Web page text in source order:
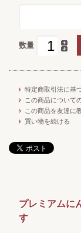
数量
特定商取引法に基
この商品について
この商品を友達に
買い物を続ける
プレミアムに
す